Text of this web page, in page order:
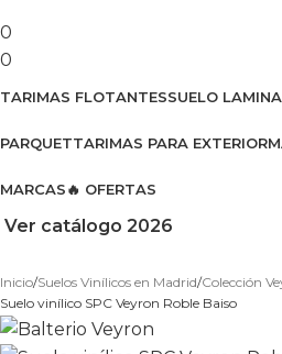
0
0
TARIMAS FLOTANTESSUELO
PARQUETTARIMAS PARA EXTERIOR
MARCAS🔥 OFERTAS
Ver catálogo 2026
Inicio Suelos Vinílicos en Madrid Colección
Suelo vinílico SPC Veyron Roble Baiso